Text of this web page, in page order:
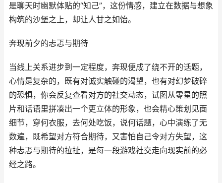
是聊天时幽默体贴的“知己”，这份情感，建立在数据与想象
构筑的沙堡之上，却让人甘之如饴。
奔现前夕的忐忑与期待
当线上关系进步到一定程度，奔现便成了绕不开的话题，
心情是复杂的，既有对诚实触碰的渴望，也有对幻梦破碎
的恐惧，你会反复查看对方的社交动态，试图从零星的照
片和话语里拼凑出一个更立体的形象，也会精心策划见面
细节，穿何衣服，去何处吃饭，说何话题，心中演练了无
数遍，既希望对方符合期待，又害怕自己令对方失望，这
种忐忑与期待的拉扯，是每一段游戏社交走向现实前的必
经之路。